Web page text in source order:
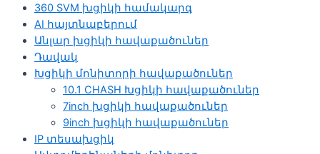
360 SVM խցիկի համակարգ
AI հայտնաբերում
Անլար խցիկի հավաքածուներ
Դավակ
Խցիկի մոնիտորի հավաքածուներ
10.1 CHASH Խցիկի հավաքածուներ
7inch խցիկի հավաքածուներ
9inch խցիկի հավաքածուներ
IP տեսախցիկ